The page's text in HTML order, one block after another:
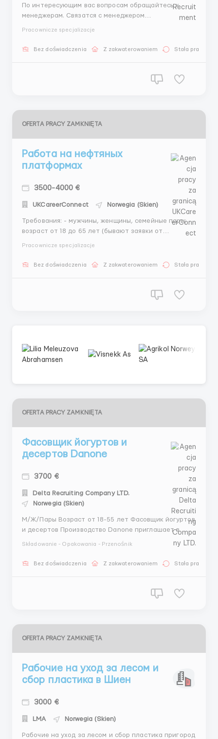
По интересующим вас вопросам обращайтесь к
менеджерам. Связатся с менеджером
Местоположение: Норвегия Обязанности: Прием и
Pracownicze specjalizacje
Bez doświadczenia Z zakwaterowaniem Stała praca
OFERTA PRACY ZAMKNIĘTA
Работа на нефтяных
платформах
3500-4000 €
UKCareerConnect Norwegia (Skien)
Требования: - мужчины, женщины, семейные пары; -
возраст от 18 до 65 лет (бывают заявки от
отсутствие нарушений паспортного режима с ЕС; -
Pracownicze specjalizacje
Bez doświadczenia Z zakwaterowaniem Stała praca
OFERTA PRACY ZAMKNIĘTA
Фасовщик йогуртов и
десертов Danone
3700 €
Delta Recruiting Company LTD.
Norwegia (Skien)
М/Ж/Пары Возраст от 18-55 лет Фасовщик йогуртов
и десертов Производство Danone приглашает в
свою команду сотрудников на позицию
фасовки, упаковки и оформления готовой
Składowanie - Opakowania - Przenośnik
Bez doświadczenia Z zakwaterowaniem Stała praca
OFERTA PRACY ZAMKNIĘTA
Рабочие на уход за лесом и
сбор пластика в Шиен
3000 €
LMA Norwegia (Skien)
Рабочие на уход за лесом и сбор пластика пригород